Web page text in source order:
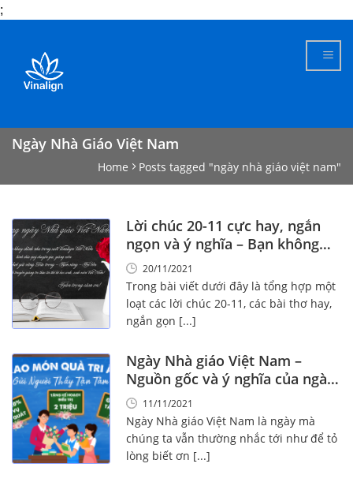
;
content
Ngày Nhà Giáo Việt Nam
Home Posts tagged "ngày nhà giáo việt nam"
Lời chúc 20-11 cực hay, ngắn
ngọn và ý nghĩa – Bạn không
nên bỏ qua!
20/11/2021
Trong bài viết dưới đây là tổng hợp một
loạt các lời chúc 20-11, các bài thơ hay,
ngắn gọn [...]
Ngày Nhà giáo Việt Nam –
Nguồn gốc và ý nghĩa của ngày
20-1111/11/2021
Ngày Nhà giáo Việt Nam là ngày mà
chúng ta vẫn thường nhắc tới như để tỏ
lòng biết ơn [...]